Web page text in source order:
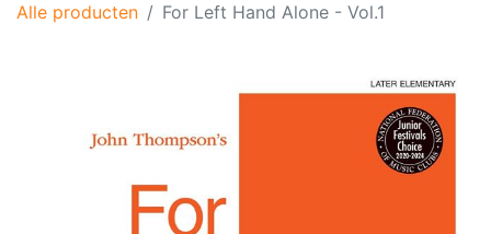
Alle producten For Left Hand Alone - Vol.1